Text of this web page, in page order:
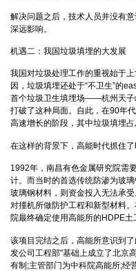
解决问题之后，技术人员并没有
深远影响。
机遇二：我国垃圾填埋的大发展
我国对垃圾处理工作的重视始于
因，垃圾填埋还处于“不卫生”的
首个垃圾卫生填埋场——杭州天子
打破了这种局面。自此，在90年
高速增长的阶段，其中垃圾填埋
在这样的背景下，高能时代抓住了
1992年，南昌有色金属研究院需
计。而当时的首选传统防渗为玻
玻璃钢材料，则资金投入无法承
对撞机所做防护工程和新型材料
院最终确定使用高能所的HDPE土
该项目完结之后，高能所意识到
发公司工程部"基础上成立了北京
有制;主管部门为中科院高能所;经